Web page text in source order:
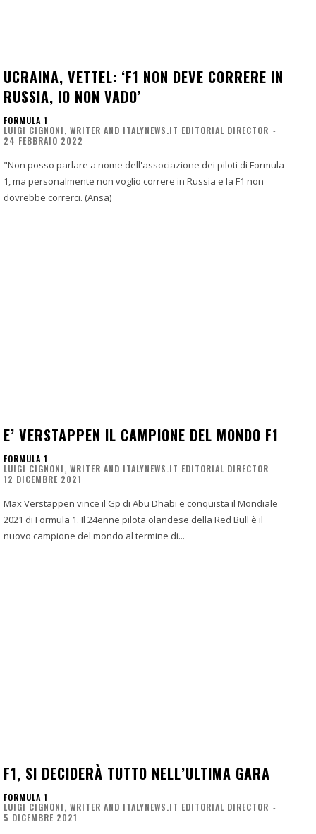
UCRAINA, VETTEL: ‘F1 NON DEVE CORRERE IN
RUSSIA, IO NON VADO’
FORMULA 1
LUIGI CIGNONI, WRITER AND ITALYNEWS.IT EDITORIAL DIRECTOR -
24 FEBBRAIO 2022
"Non posso parlare a nome dell'associazione dei piloti di Formula
1, ma personalmente non voglio correre in Russia e la F1 non
dovrebbe correrci. (Ansa)
E’ VERSTAPPEN IL CAMPIONE DEL MONDO F1
FORMULA 1
LUIGI CIGNONI, WRITER AND ITALYNEWS.IT EDITORIAL DIRECTOR -
12 DICEMBRE 2021
Max Verstappen vince il Gp di Abu Dhabi e conquista il Mondiale
2021 di Formula 1. Il 24enne pilota olandese della Red Bull è il
nuovo campione del mondo al termine di...
F1, SI DECIDERÀ TUTTO NELL’ULTIMA GARA
FORMULA 1
LUIGI CIGNONI, WRITER AND ITALYNEWS.IT EDITORIAL DIRECTOR -
5 DICEMBRE 2021